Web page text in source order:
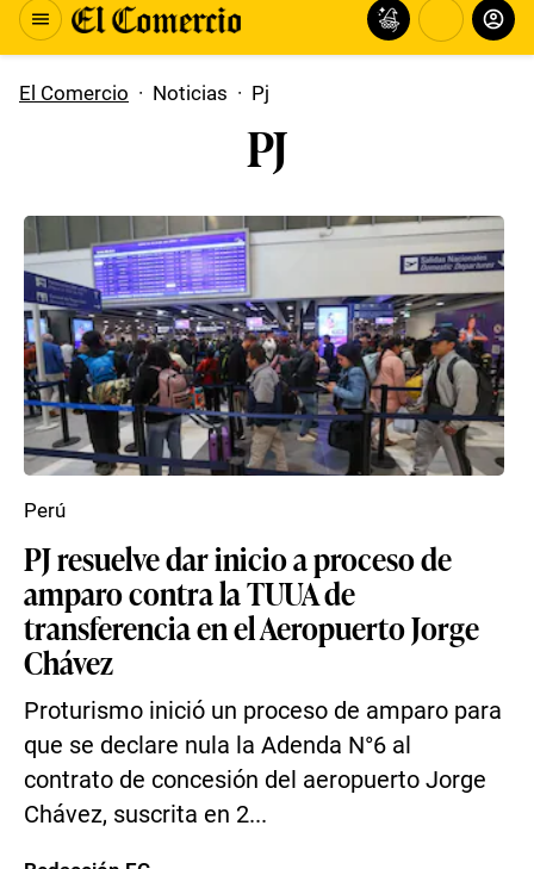
El Comercio · Noticias · Pj
PJ
PJ resuelve dar inicio a proceso de
amparo contra la TUUA de
transferencia en el Aeropuerto Jorge
Chávez
Proturismo inició un proceso de amparo para
que se declare nula la Adenda N°6 al
contrato de concesión del aeropuerto Jorge
Chávez, suscrita en 2...
Perú